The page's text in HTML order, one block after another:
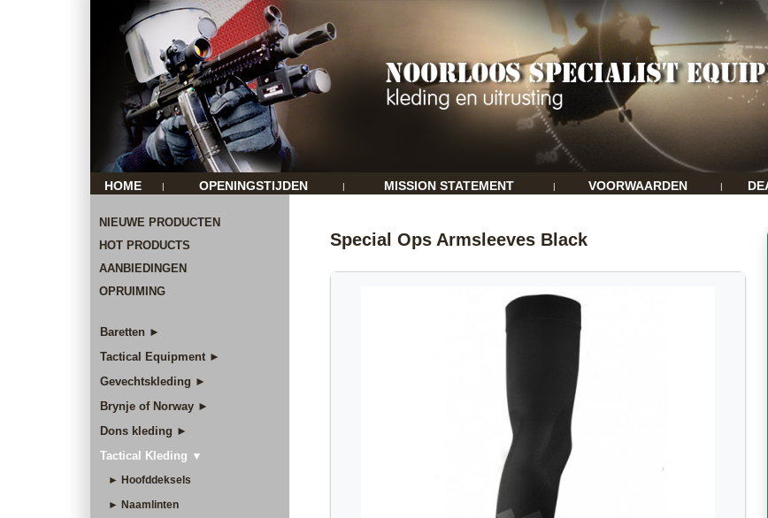
HOME | OPENINGSTIJDEN | MISSION STATEMENT | VOORWAARDEN |
NIEUWE PRODUCTEN
HOT PRODUCTS
AANBIEDINGEN
OPRUIMING
Baretten ►
Tactical Equipment ►
Gevechtskleding ►
Brynje of Norway ►
Dons kleding ►
Tactical Kleding ▼
► Hoofddeksels
► Naamlinten
Special Ops Armsleeves Black